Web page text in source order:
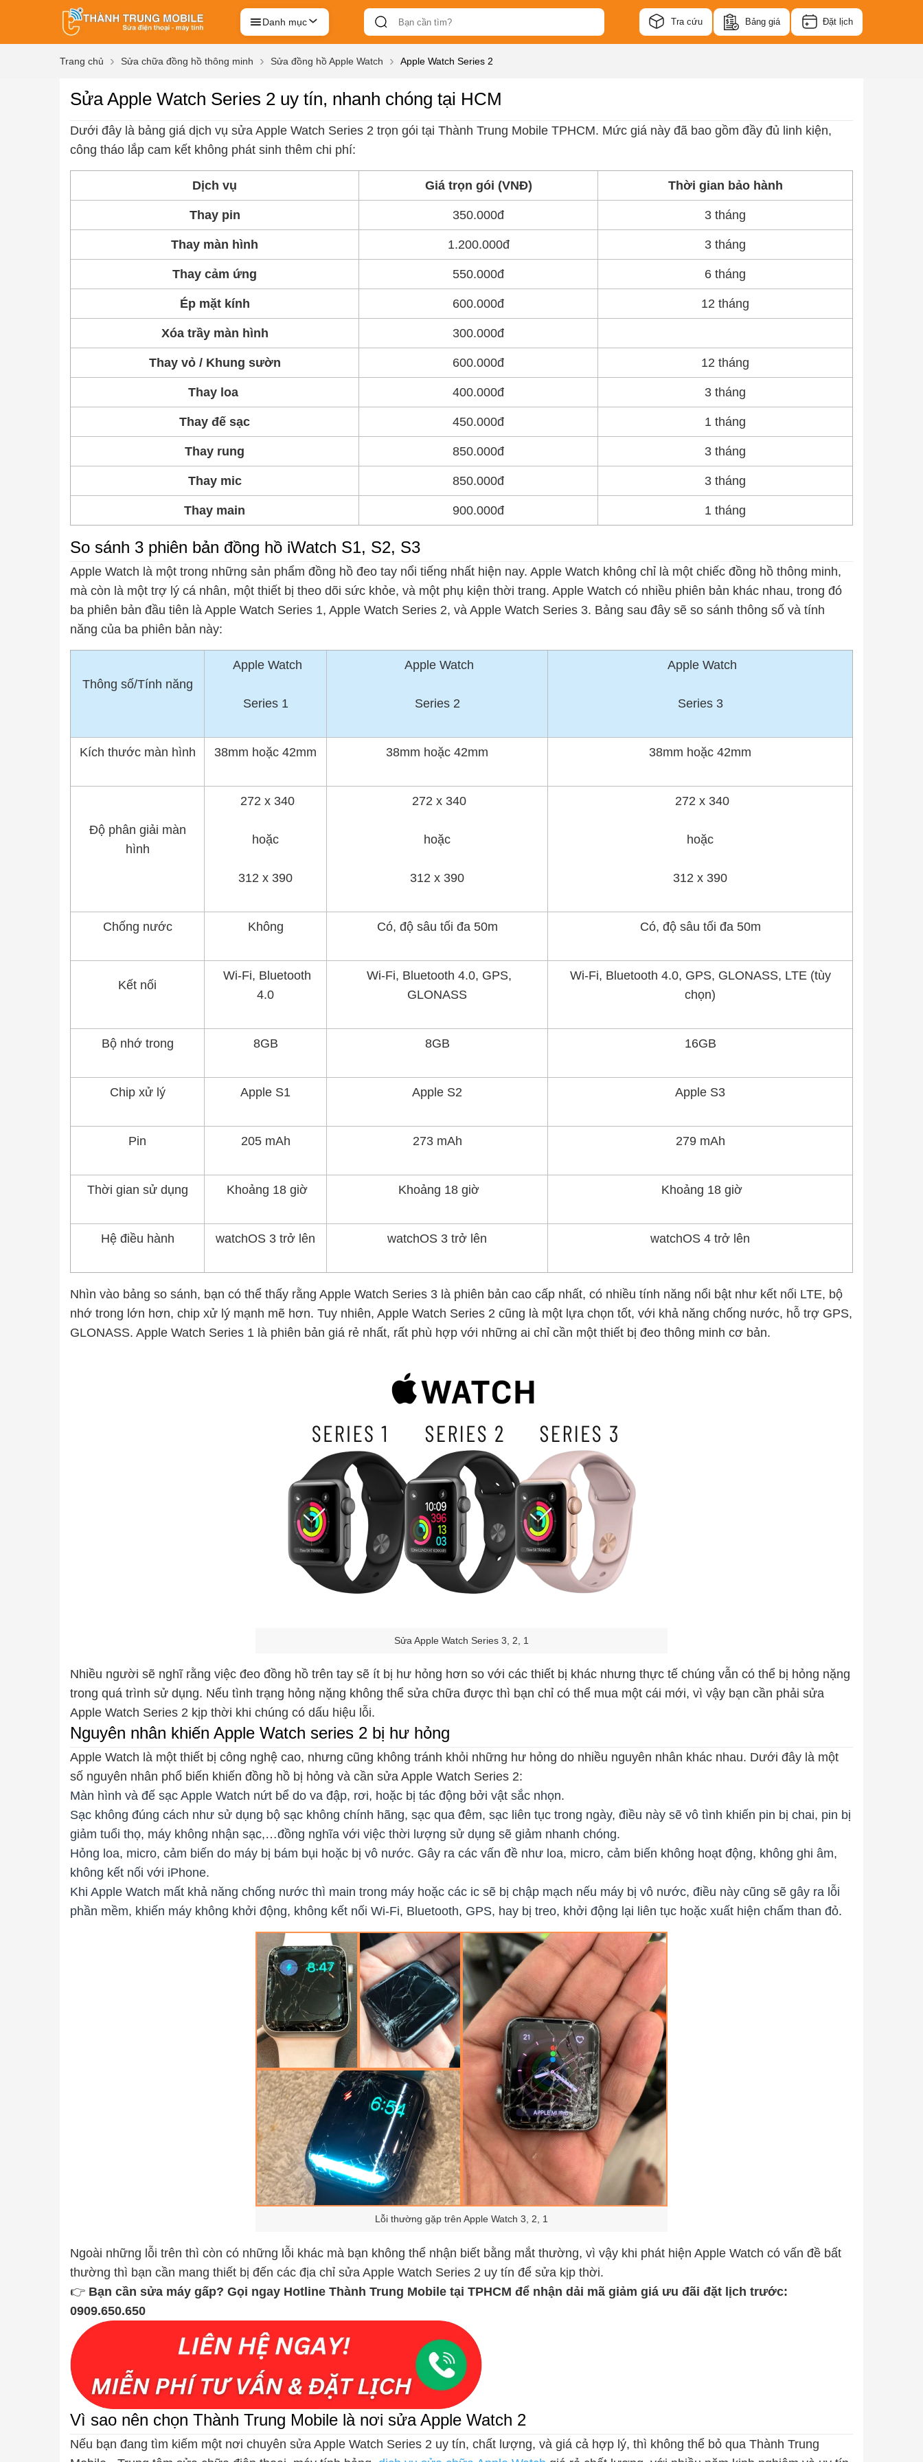
Danh mục Tra cứu Bảng giá Đặt lịch
Trang chủ Sửa chữa đồng hồ thông minh Sửa đồng hồ Apple Watch Apple Watch Series 2
Sửa Apple Watch Series 2 uy tín, nhanh chóng tại HCM
Dưới đây là bảng giá dịch vụ sửa Apple Watch Series 2 trọn gói tại Thành Trung Mobile TPHCM. Mức giá này đã bao gồm đầy đủ linh kiện,
công tháo lắp cam kết không phát sinh thêm chi phí:
Dịch vụ Giá trọn gói (VNĐ) Thời gian bảo hành
Thay pin 350.000đ 3 tháng
Thay màn hình 1.200.000đ 3 tháng
Thay cảm ứng 550.000đ 6 tháng
Ép mặt kính 600.000đ 12 tháng
Xóa trầy màn hình 300.000đ
Thay vỏ / Khung sườn 600.000đ 12 tháng
Thay loa 400.000đ 3 tháng
Thay đế sạc 450.000đ 1 tháng
Thay rung 850.000đ 3 tháng
Thay mic 850.000đ 3 tháng
Thay main 900.000đ 1 tháng
So sánh 3 phiên bản đồng hồ iWatch S1, S2, S3
Apple Watch là một trong những sản phẩm đồng hồ đeo tay nổi tiếng nhất hiện nay. Apple Watch không chỉ là một chiếc đồng hồ thông minh,
mà còn là một trợ lý cá nhân, một thiết bị theo dõi sức khỏe, và một phụ kiện thời trang. Apple Watch có nhiều phiên bản khác nhau, trong đó
ba phiên bản đầu tiên là Apple Watch Series 1, Apple Watch Series 2, và Apple Watch Series 3. Bảng sau đây sẽ so sánh thông số và tính
năng của ba phiên bản này:
Thông số/Tính năng
Apple Watch
Series 1
Apple Watch
Series 2
Apple Watch
Series 3
Kích thước màn hình 38mm hoặc 42mm 38mm hoặc 42mm 38mm hoặc 42mm
Độ phân giải màn
hình
272 x 340
hoặc
312 x 390
272 x 340
hoặc
312 x 390
272 x 340
hoặc
312 x 390
Chống nước Không Có, độ sâu tối đa 50m Có, độ sâu tối đa 50m
Kết nối
Wi-Fi, Bluetooth
4.0
Wi-Fi, Bluetooth 4.0, GPS,
GLONASS
Wi-Fi, Bluetooth 4.0, GPS, GLONASS, LTE (tùy
chọn)
Bộ nhớ trong 8GB 8GB 16GB
Chip xử lý Apple S1 Apple S2 Apple S3
Pin 205 mAh 273 mAh 279 mAh
Thời gian sử dụng Khoảng 18 giờ Khoảng 18 giờ Khoảng 18 giờ
Hệ điều hành watchOS 3 trở lên watchOS 3 trở lên watchOS 4 trở lên
Nhìn vào bảng so sánh, bạn có thể thấy rằng Apple Watch Series 3 là phiên bản cao cấp nhất, có nhiều tính năng nổi bật như kết nối LTE, bộ
nhớ trong lớn hơn, chip xử lý mạnh mẽ hơn. Tuy nhiên, Apple Watch Series 2 cũng là một lựa chọn tốt, với khả năng chống nước, hỗ trợ GPS,
GLONASS. Apple Watch Series 1 là phiên bản giá rẻ nhất, rất phù hợp với những ai chỉ cần một thiết bị đeo thông minh cơ bản.
Sửa Apple Watch Series 3, 2, 1
Nhiều người sẽ nghĩ rằng việc đeo đồng hồ trên tay sẽ ít bị hư hỏng hơn so với các thiết bị khác nhưng thực tế chúng vẫn có thể bị hỏng nặng
trong quá trình sử dụng. Nếu tình trạng hỏng nặng không thể sửa chữa được thì bạn chỉ có thể mua một cái mới, vì vậy bạn cần phải sửa
Apple Watch Series 2 kịp thời khi chúng có dấu hiệu lỗi.
Nguyên nhân khiến Apple Watch series 2 bị hư hỏng
Apple Watch là một thiết bị công nghệ cao, nhưng cũng không tránh khỏi những hư hỏng do nhiều nguyên nhân khác nhau. Dưới đây là một
số nguyên nhân phổ biến khiến đồng hồ bị hỏng và cần sửa Apple Watch Series 2:
Màn hình và đế sạc Apple Watch nứt bể do va đập, rơi, hoặc bị tác động bởi vật sắc nhọn.
Sạc không đúng cách như sử dụng bộ sạc không chính hãng, sạc qua đêm, sạc liên tục trong ngày, điều này sẽ vô tình khiến pin bị chai, pin bị
giảm tuổi thọ, máy không nhận sạc,…đồng nghĩa với việc thời lượng sử dụng sẽ giảm nhanh chóng.
Hỏng loa, micro, cảm biến do máy bị bám bụi hoặc bị vô nước. Gây ra các vấn đề như loa, micro, cảm biến không hoạt động, không ghi âm,
không kết nối với iPhone.
Khi Apple Watch mất khả năng chống nước thì main trong máy hoặc các ic sẽ bị chập mạch nếu máy bị vô nước, điều này cũng sẽ gây ra lỗi
phần mềm, khiến máy không khởi động, không kết nối Wi-Fi, Bluetooth, GPS, hay bị treo, khởi động lại liên tục hoặc xuất hiện chấm than đỏ.
Lỗi thường gặp trên Apple Watch 3, 2, 1
Ngoài những lỗi trên thì còn có những lỗi khác mà bạn không thể nhận biết bằng mắt thường, vì vậy khi phát hiện Apple Watch có vấn đề bất
thường thì bạn cần mang thiết bị đến các địa chỉ sửa Apple Watch Series 2 uy tín để sửa kịp thời.
👉 Bạn cần sửa máy gấp? Gọi ngay Hotline Thành Trung Mobile tại TPHCM để nhận dải mã giảm giá ưu đãi đặt lịch trước:
0909.650.650
Vì sao nên chọn Thành Trung Mobile là nơi sửa Apple Watch 2
Nếu bạn đang tìm kiếm một nơi chuyên sửa Apple Watch Series 2 uy tín, chất lượng, và giá cả hợp lý, thì không thể bỏ qua Thành Trung